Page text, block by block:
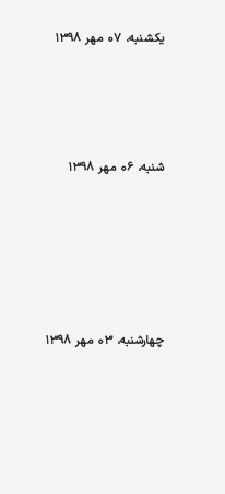
یکشنبه، ۰۷ مهر ۱۳۹۸
شنبه، ۰۶ مهر ۱۳۹۸
چهارشنبه، ۰۳ مهر ۱۳۹۸